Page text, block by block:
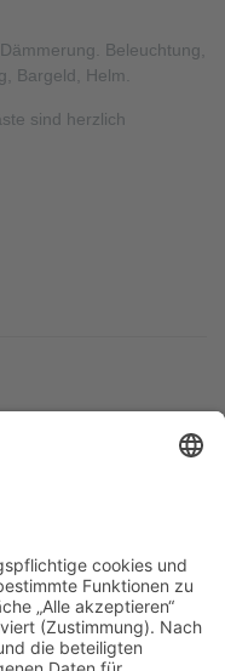
Beleuchtung,
Bargeld, Helm.
sind herzlich
KONTAKT
RSC
Wolfratshausen e.V.
Witneystraße